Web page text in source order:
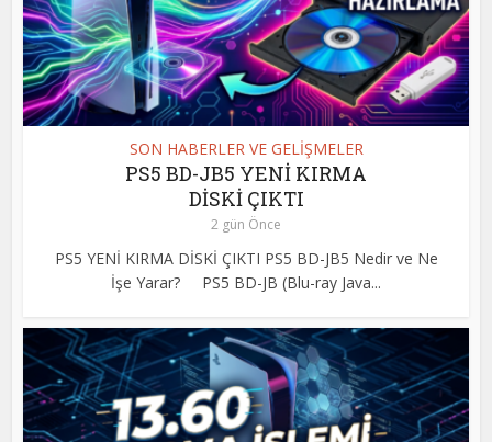
SON HABERLER VE GELİŞMELER
PS5 BD-JB5 YENİ KIRMA
DİSKİ ÇIKTI
2 gün Önce
PS5 YENİ KIRMA DİSKİ ÇIKTI PS5 BD-JB5 Nedir ve Ne
İşe Yarar? PS5 BD-JB (Blu-ray Java...